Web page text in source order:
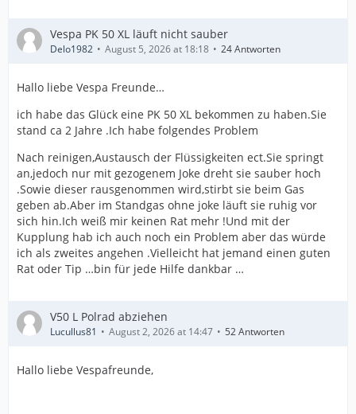
Vespa PK 50 XL läuft nicht sauber
Delo1982 August 5, 2026 at 18:18 24 Antworten
Hallo liebe Vespa Freunde…
ich habe das Glück eine PK 50 XL bekommen zu haben.Sie
stand ca 2 Jahre .Ich habe folgendes Problem
Nach reinigen,Austausch der Flüssigkeiten ect.Sie springt
an,jedoch nur mit gezogenem Joke dreht sie sauber hoch
.Sowie dieser rausgenommen wird,stirbt sie beim Gas
geben ab.Aber im Standgas ohne joke läuft sie ruhig vor
sich hin.Ich weiß mir keinen Rat mehr !Und mit der
Kupplung hab ich auch noch ein Problem aber das würde
ich als zweites angehen .Vielleicht hat jemand einen guten
Rat oder Tip …bin für jede Hilfe dankbar …
V50 L Polrad abziehen
Lucullus81 August 2, 2026 at 14:47 52 Antworten
Hallo liebe Vespafreunde,